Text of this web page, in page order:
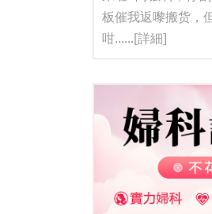
板催我返嚟搬货，
咁......[詳細]